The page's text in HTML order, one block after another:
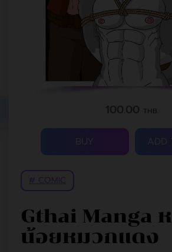
100.00 THB.
Gthai Manga
น้อยหมวกแดง